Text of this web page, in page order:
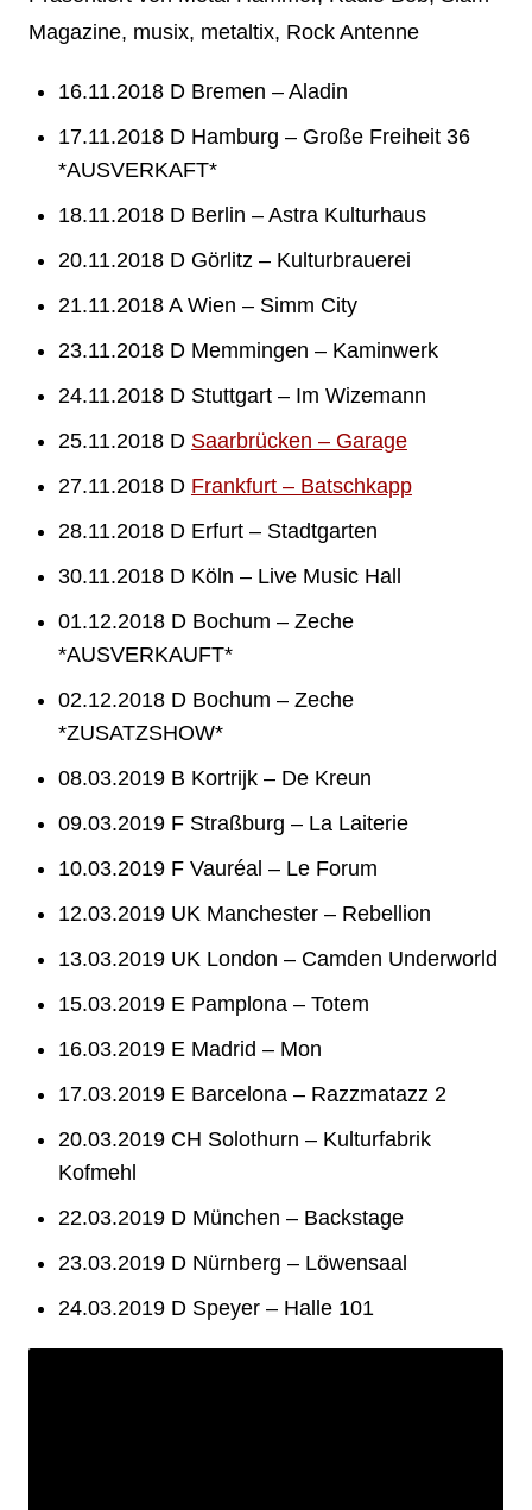
Magazine, musix, metaltix, Rock Antenne
16.11.2018 D Bremen – Aladin
17.11.2018 D Hamburg – Große Freiheit 36
*AUSVERKAFT*
18.11.2018 D Berlin – Astra Kulturhaus
20.11.2018 D Görlitz – Kulturbrauerei
21.11.2018 A Wien – Simm City
23.11.2018 D Memmingen – Kaminwerk
24.11.2018 D Stuttgart – Im Wizemann
25.11.2018 D Saarbrücken – Garage
27.11.2018 D Frankfurt – Batschkapp
28.11.2018 D Erfurt – Stadtgarten
30.11.2018 D Köln – Live Music Hall
01.12.2018 D Bochum – Zeche
*AUSVERKAUFT*
02.12.2018 D Bochum – Zeche
*ZUSATZSHOW*
08.03.2019 B Kortrijk – De Kreun
09.03.2019 F Straßburg – La Laiterie
10.03.2019 F Vauréal – Le Forum
12.03.2019 UK Manchester – Rebellion
13.03.2019 UK London – Camden Underworld
15.03.2019 E Pamplona – Totem
16.03.2019 E Madrid – Mon
17.03.2019 E Barcelona – Razzmatazz 2
20.03.2019 CH Solothurn – Kulturfabrik
Kofmehl
22.03.2019 D München – Backstage
23.03.2019 D Nürnberg – Löwensaal
24.03.2019 D Speyer – Halle 101